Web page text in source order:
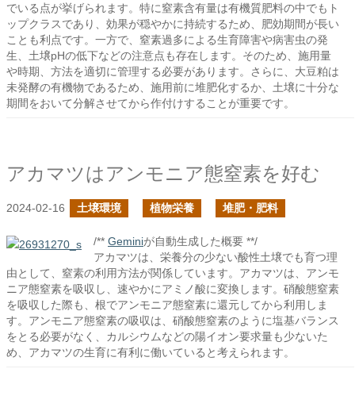
でいる点が挙げられます。特に窒素含有量は有機質肥料の中でもト
ップクラスであり、効果が穏やかに持続するため、肥効期間が長い
ことも利点です。一方で、窒素過多による生育障害や病害虫の発
生、土壌pHの低下などの注意点も存在します。そのため、施用量
や時期、方法を適切に管理する必要があります。さらに、大豆粕は
未発酵の有機物であるため、施用前に堆肥化するか、土壌に十分な
期間をおいて分解させてから作付けすることが重要です。
アカマツはアンモニア態窒素を好む
2024-02-16 土壌環境 植物栄養 堆肥・肥料
/** Geminiが自動生成した概要 **/
アカマツは、栄養分の少ない酸性土壌でも育つ理
由として、窒素の利用方法が関係しています。アカマツは、アンモ
ニア態窒素を吸収し、速やかにアミノ酸に変換します。硝酸態窒素
を吸収した際も、根でアンモニア態窒素に還元してから利用しま
す。アンモニア態窒素の吸収は、硝酸態窒素のように塩基バランス
をとる必要がなく、カルシウムなどの陽イオン要求量も少ないた
め、アカマツの生育に有利に働いていると考えられます。